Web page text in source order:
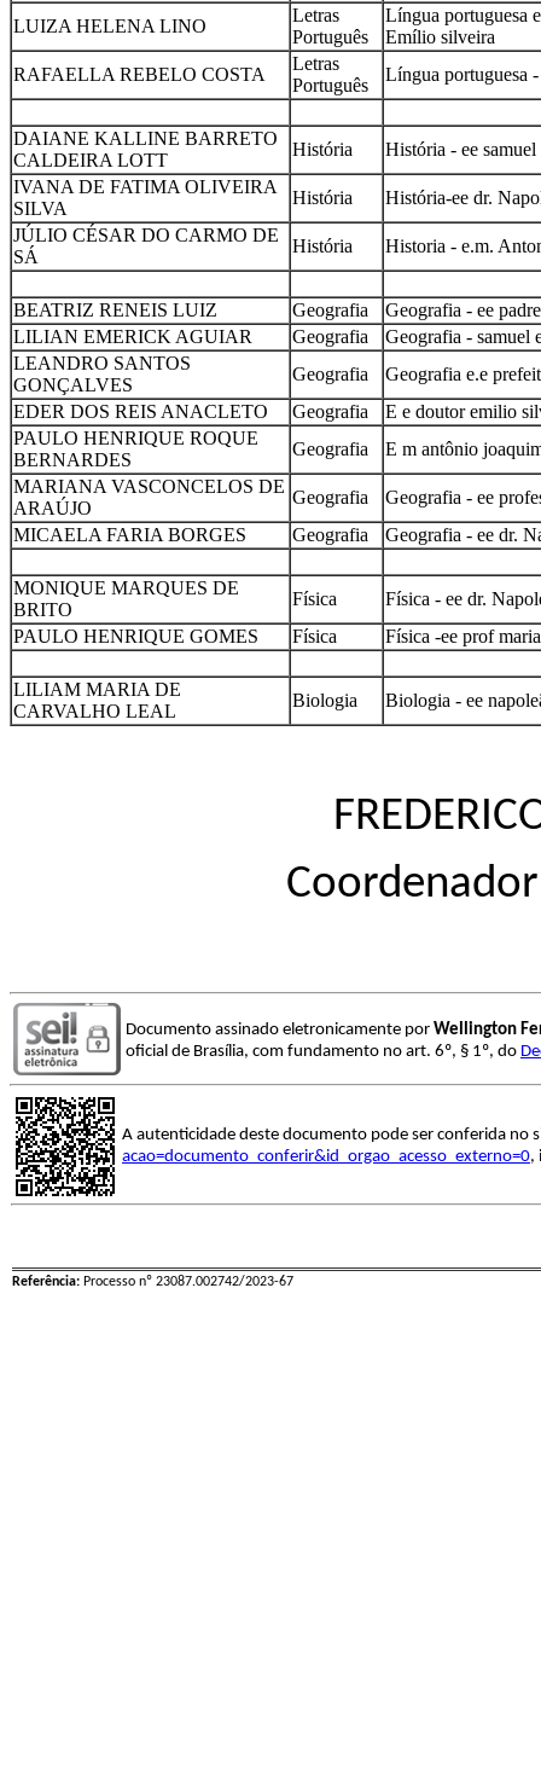
LUIZA HELENA LINO
Letras
Português
Língua portuguesa
Emílio silveira
RAFAELLA REBELO COSTA
Letras
Português
Língua portuguesa
DAIANE KALLINE BARRETO
CALDEIRA LOTT
História
História - ee samuel
IVANA DE FATIMA OLIVEIRA
SILVA
História
História-ee dr.
JÚLIO CÉSAR DO CARMO DE
SÁ
História Historia - e.m.
BEATRIZ RENEIS LUIZ Geografia
Geografia - ee
LILIAN EMERICK AGUIAR
Geografia
Geografia - samuel
LEANDRO SANTOS
GONÇALVES
Geografia
Geografia e.e
EDER DOS REIS ANACLETO
Geografia
E e doutor emilio
PAULO HENRIQUE ROQUE
BERNARDES
Geografia
E m antônio
MARIANA VASCONCELOS DE
ARAÚJO
Geografia
Geografia - ee
MICAELA FARIA BORGES
Geografia Geografia - ee dr.
MONIQUE MARQUES DE
BRITO
Física
Física - ee dr.
PAULO HENRIQUE GOMES
Física Física -ee prof
LILIAM MARIA DE
CARVALHO LEAL
Biologia Biologia - ee
Documento assinado eletronicamente por Wellington
oficial de Brasília, com fundamento no art. 6º, § 1º, do
A autenticidade deste documento pode ser conferida no
acao=documento_conferir&id_orgao_acesso_externo=0,
Referência: Processo nº 23087.002742/2023-67